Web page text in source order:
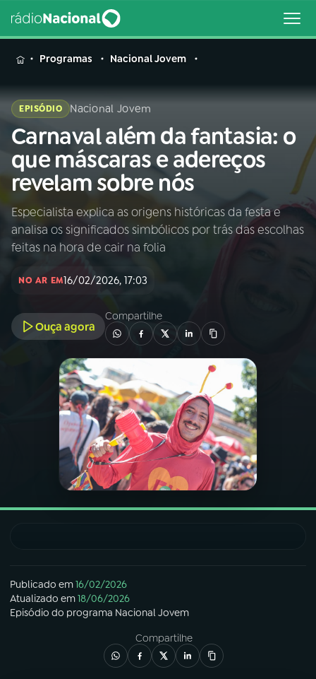
MENU
Buscar
na
Rádio
Nacional
Buscar
AO VIVO
PROGRAMAS
PODCASTS
VIDEOCASTS
08FESTIVAL DE MÚSICA
Facebook
Programas Nacional Jovem
EPISÓDIO Nacional Jovem
Carnaval além da fantasia: o
que máscaras e adereços
revelam sobre nós
Especialista explica as origens históricas da festa e
analisa os significados simbólicos por trás das escolhas
feitas na hora de cair na folia
NO AR EM16/02/2026, 17:03
Ouça agora
Compartilhe
Publicado em16/02/2026
Atualizado em18/06/2026
Episódio do programa Nacional Jovem
Compartilhe